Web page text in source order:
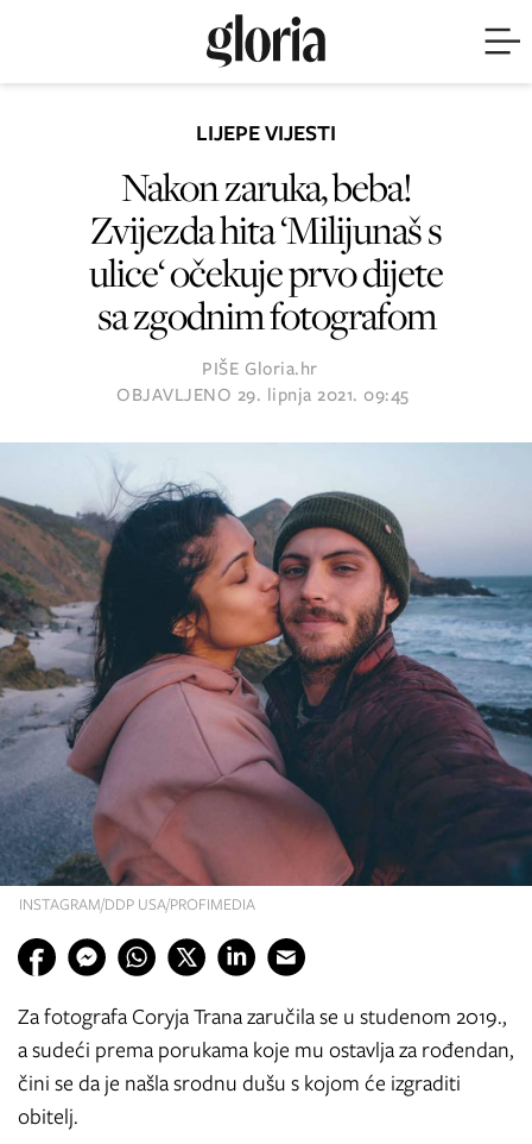
INSTAGRAM/DDP USA/PROFIMEDIA
LIJEPE VIJESTI
Nakon zaruka, beba!
Zvijezda hita ‘Milijunaš s
ulice‘ očekuje prvo dijete
sa zgodnim fotografom
PIŠE Gloria.hr
OBJAVLJENO 29. lipnja 2021. 09:45
Za fotografa Coryja Trana zaručila se u studenom 2019.,
a sudeći prema porukama koje mu ostavlja za rođendan,
čini se da je našla srodnu dušu s kojom će izgraditi
obitelj.